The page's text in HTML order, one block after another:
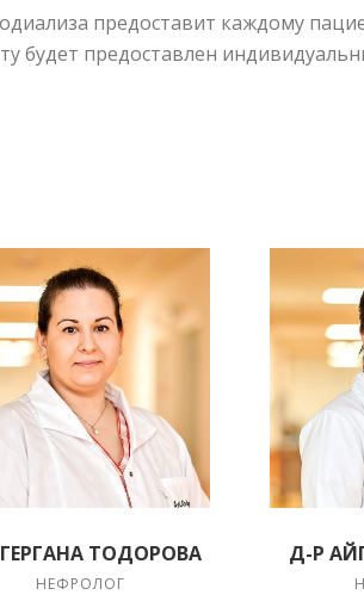
предоставит каждому
будет предоставлен
ТОДОРОВА
НЕФРОЛОГ
Д-Р